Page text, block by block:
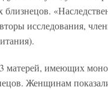
исследования,
матерей, имеющих
Женщинам